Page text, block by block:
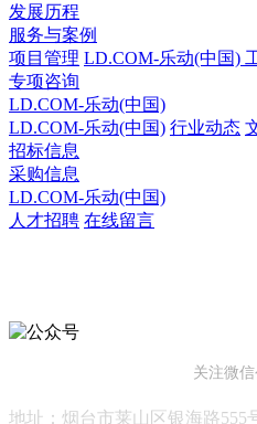
发展历程
服务与案例
项目管理 LD.COM-乐动(中国)
专项咨询
LD.COM-乐动(中国)
LD.COM-乐动(中国) 行业动态
招标信息
采购信息
LD.COM-乐动(中国)
人才招聘 在线留言
关注微
地址：烟台市莱山区银海路555